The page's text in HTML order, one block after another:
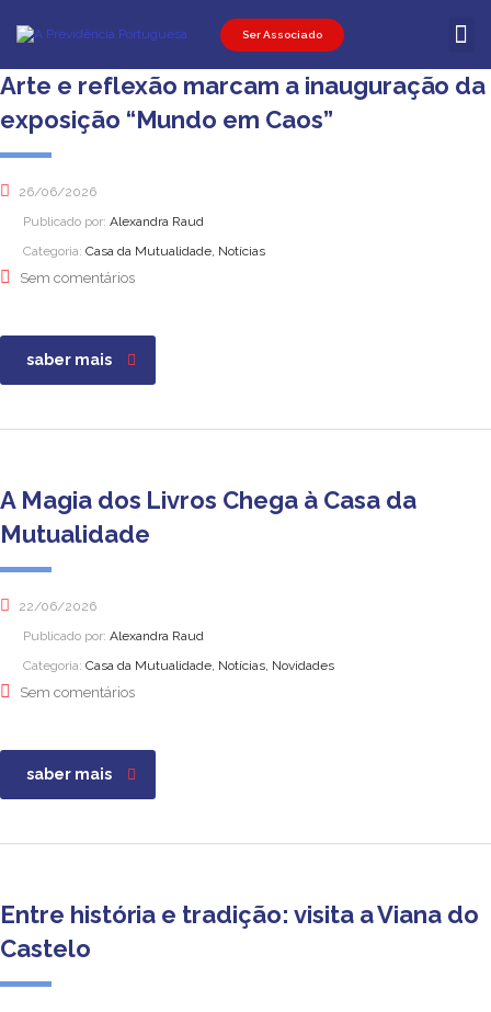
Ser Associado
Arte e reflexão marcam a inauguração da
exposição “Mundo em Caos”
26/06/2026
Publicado por: Alexandra Raud
Categoria: Casa da Mutualidade, Notícias
Sem comentários
saber mais
A Magia dos Livros Chega à Casa da
Mutualidade
22/06/2026
Publicado por: Alexandra Raud
Categoria: Casa da Mutualidade, Notícias, Novidades
Sem comentários
saber mais
Entre história e tradição: visita a Viana do
Castelo